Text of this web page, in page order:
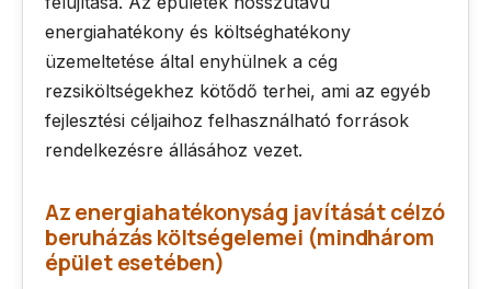
energiahatékony és költséghatékony
üzemeltetése által enyhülnek a cég
rezsiköltségekhez kötődő terhei, ami az egyéb
fejlesztési céljaihoz felhasználható források
rendelkezésre állásához vezet.
Az energiahatékonyság javítását célzó
beruházás költségelemei (mindhárom
épület esetében)